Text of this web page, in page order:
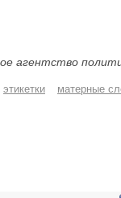
агентство
этикетки матерные